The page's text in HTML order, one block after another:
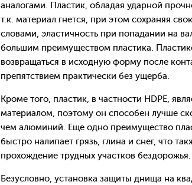
аналогами. Пластик, обладая ударной
т.к. материал гнется, при этом сохраняя
словами, эластичность при попадании на
большим преимуществом пластика.
возвращаться в исходную форму после
препятствием практически без ущерба.
Кроме того, пластик, в частности HDPE,
материалом, поэтому он способен лучше
чем алюминий. Еще одно преимущество
быстро налипает грязь, глина и снег, что
прохождение трудных участков бездорожья.
Безусловно, установка защиты днища на